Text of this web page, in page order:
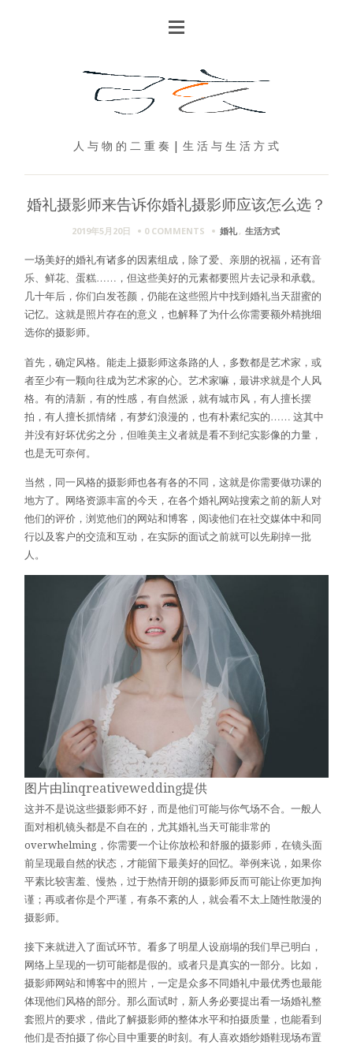
人 与 物 的 二 重 奏 | 生 活 与 生 活 方 式
婚礼摄影师来告诉你婚礼摄影师应该怎么选？
2019年5月20日 0 COMMENTS 婚礼 , 生活方式
一场美好的婚礼有诸多的因素组成，除了爱、亲朋的祝福，还有音
乐、鲜花、蛋糕……，但这些美好的元素都要照片去记录和承载。
几十年后，你们白发苍颜，仍能在这些照片中找到婚礼当天甜蜜的
记忆。这就是照片存在的意义，也解释了为什么你需要额外精挑细
选你的摄影师。
首先，确定风格。能走上摄影师这条路的人，多数都是艺术家，或
者至少有一颗向往成为艺术家的心。艺术家嘛，最讲求就是个人风
格。有的清新，有的性感，有自然派，就有城市风，有人擅长摆
拍，有人擅长抓情绪，有梦幻浪漫的，也有朴素纪实的…… 这其中
并没有好坏优劣之分，但唯美主义者就是看不到纪实影像的力量，
也是无可奈何。
当然，同一风格的摄影师也各有各的不同，这就是你需要做功课的
地方了。网络资源丰富的今天，在各个婚礼网站搜索之前的新人对
他们的评价，浏览他们的网站和博客，阅读他们在社交媒体中和同
行以及客户的交流和互动，在实际的面试之前就可以先刷掉一批
人。
图片由linqreativewedding提供
这并不是说这些摄影师不好，而是他们可能与你气场不合。一般人
面对相机镜头都是不自在的，尤其婚礼当天可能非常的
overwhelming，你需要一个让你放松和舒服的摄影师，在镜头面
前呈现最自然的状态，才能留下最美好的回忆。举例来说，如果你
平素比较害羞、慢热，过于热情开朗的摄影师反而可能让你更加拘
谨；再或者你是个严谨，有条不紊的人，就会看不太上随性散漫的
摄影师。
接下来就进入了面试环节。看多了明星人设崩塌的我们早已明白，
网络上呈现的一切可能都是假的。或者只是真实的一部分。比如，
摄影师网站和博客中的照片，一定是众多不同婚礼中最优秀也最能
体现他们风格的部分。那么面试时，新人务必要提出看一场婚礼整
套照片的要求，借此了解摄影师的整体水平和拍摄质量，也能看到
他们是否拍摄了你心目中重要的时刻。有人喜欢婚纱婚鞋现场布置